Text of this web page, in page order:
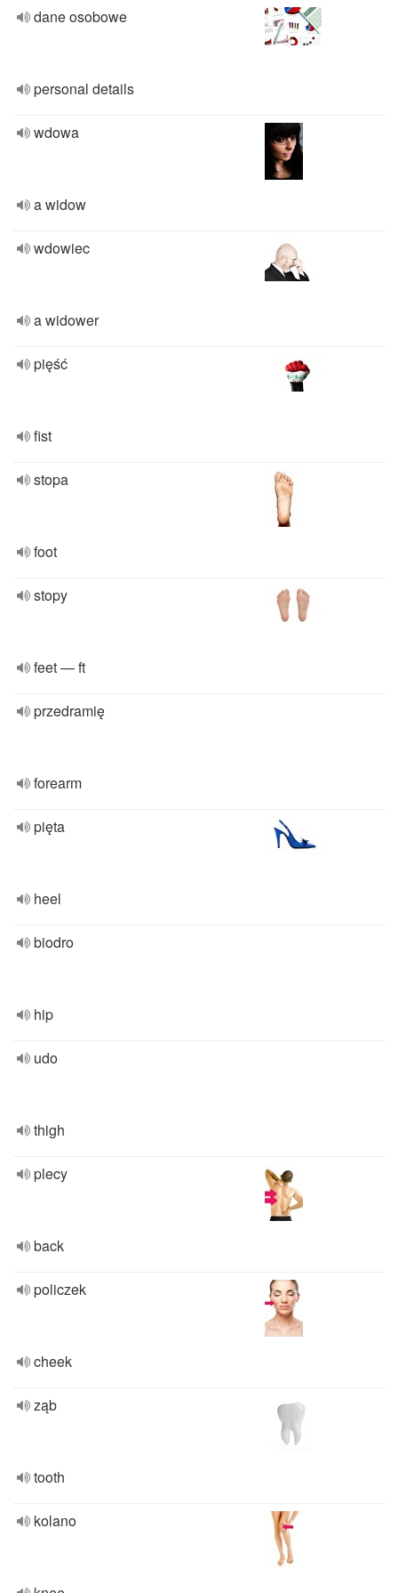
dane osobowe
personal details
wdowa
a widow
wdowiec
a widower
pięść
fist
stopa
foot
stopy
feet — ft
przedramię
forearm
pięta
heel
biodro
hip
udo
thigh
plecy
back
policzek
cheek
ząb
tooth
kolano